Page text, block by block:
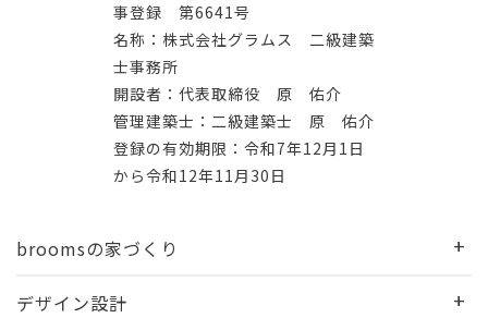
事登録 第6641号
名称：株式会社グラムス 二級建築
士事務所
開設者：代表取締役 原 佑介
管理建築士：二級建築士 原 佑介
登録の有効期限：令和7年12月1日
から令和12年11月30日
broomsの家づくり
デザイン設計